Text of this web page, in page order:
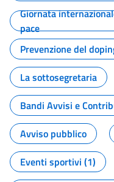
Giornata
pace
Prevenzione del
La sottosegretaria
Bandi Avvisi e
Avviso pubblico
Eventi sportivi (1)